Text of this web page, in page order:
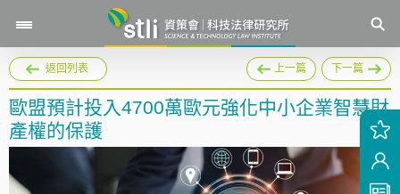
返回列表 上一篇 下一篇
歐盟預計投入4700萬歐元強化中小企業智慧財
產權的保護